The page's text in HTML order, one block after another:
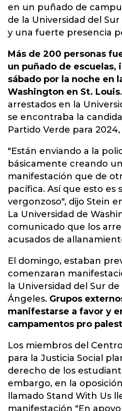
en un puñado de
de la Universidad del Sur
y una fuerte presencia
Más de 200 personas
un puñado de escuelas,
sábado por la noche en
Washington en St. Louis
arrestados en la
se encontraba la
Partido Verde para
"Están enviando a la
básicamente creando
manifestación que de
pacífica. Así que esto es
vergonzoso", dijo Stein
La Universidad de
comunicado que los
acusados ​​de
El domingo, estaban
comenzaran
la Universidad del Sur
Ángeles. Grupos
manifestarse a favor y
campamentos pro
Los miembros del
para la Justicia Social
derecho de los
embargo, en la
llamado Stand With Us
manifestación "En